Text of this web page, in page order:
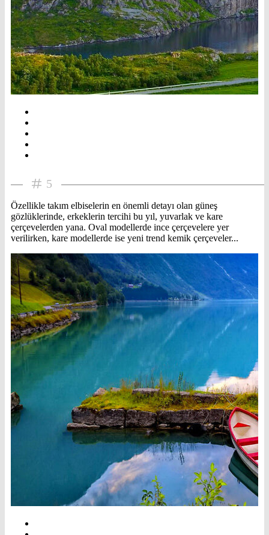
5
Özellikle takım elbiselerin en önemli detayı olan güneş
gözlüklerinde, erkeklerin tercihi bu yıl, yuvarlak ve kare
çerçevelerden yana. Oval modellerde ince çerçevelere yer
verilirken, kare modellerde ise yeni trend kemik çerçeveler...